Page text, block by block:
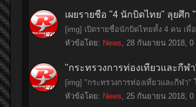
เผยรายชื่อ "4 นักบิดไทย" ลุยศึก
[img] เปิดรายชื่อนักบิดไทยทั้ง 4 คน เพื่
หัวข้อโดย: News, 28 กันยายน 2018,
"กระทรวงการท่องเที่ยวและกีฬ
[img] "กระทรวงการท่องเที่ยวและกีฬ
หัวข้อโดย: News, 25 กันยายน 2018,